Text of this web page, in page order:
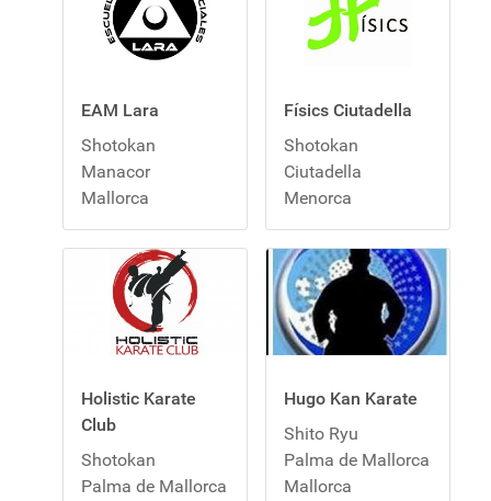
EAM Lara
Shotokan
Manacor
Mallorca
Físics Ciutadella
Shotokan
Ciutadella
Menorca
Holistic Karate
Club
Shotokan
Palma de Mallorca
Hugo Kan Karate
Shito Ryu
Palma de Mallorca
Mallorca